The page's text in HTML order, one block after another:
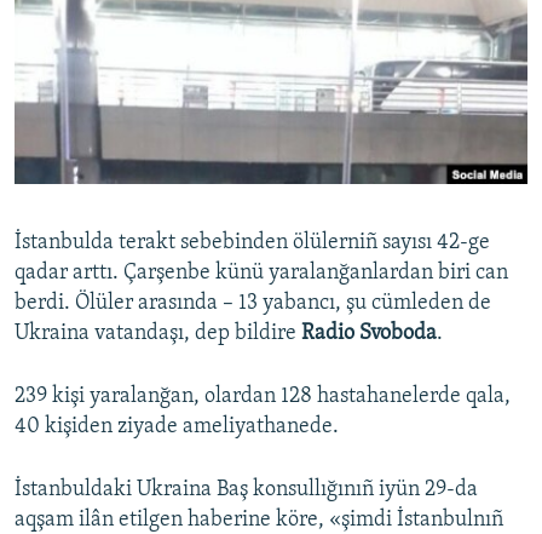
BLOGLAR
FİKİR
Русский
Українською
QOŞULIÑIZ!
İstanbulda terakt sebebinden ölülerniñ sayısı 42-ge
qadar arttı. Çarşenbe künü yaralanğanlardan biri can
berdi. Ölüler arasında – 13 yabancı, şu cümleden de
Ukraina vatandaşı, dep bildire Radio Svoboda.
239 kişi yaralanğan, olardan 128 hastahanelerde qala,
40 kişiden ziyade ameliyathanede.
İstanbuldaki Ukraina Baş konsullığınıñ iyün 29-da
aqşam ilân etilgen haberine köre, «şimdi İstanbulnıñ